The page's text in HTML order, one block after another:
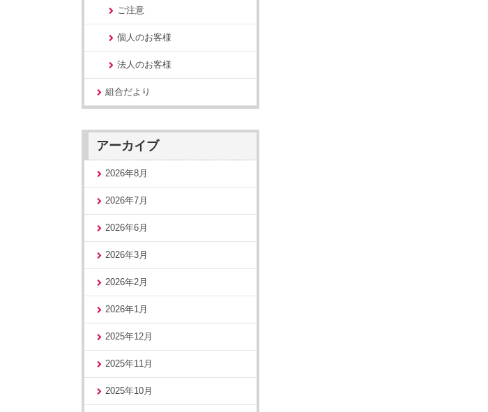
ご注意
個人のお客様
法人のお客様
組合だより
アーカイブ
2026年8月
2026年7月
2026年6月
2026年3月
2026年2月
2026年1月
2025年12月
2025年11月
2025年10月